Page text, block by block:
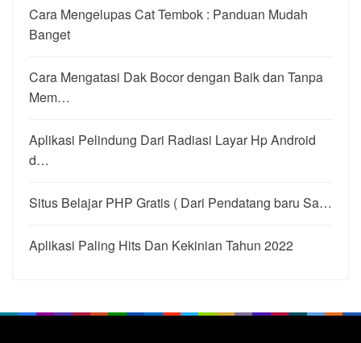
Cara Mengelupas Cat Tembok : Panduan Mudah
Banget
Cara Mengatasi Dak Bocor dengan Baik dan Tanpa
Mem…
Aplikasi Pelindung Dari Radiasi Layar Hp Android
d…
Situs Belajar PHP Gratis ( Dari Pendatang baru Sa…
Aplikasi Paling Hits Dan Kekinian Tahun 2022